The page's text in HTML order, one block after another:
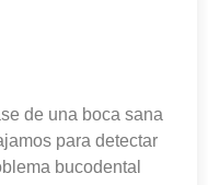
de una boca sana
para detectar
bucodental